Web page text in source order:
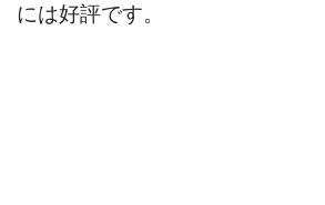
には好評です。